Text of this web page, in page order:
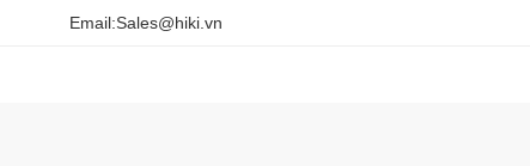
Email:Sales@hiki.vn